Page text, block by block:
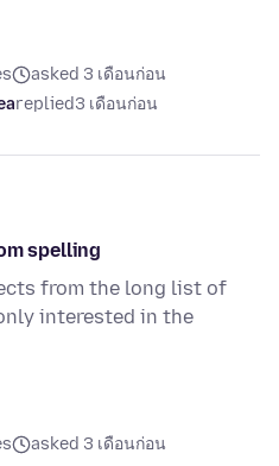
asked 3 เดือนก่อน
replied3 เดือนก่อน
spelling
from the long list of
interested in the
asked 3 เดือนก่อน